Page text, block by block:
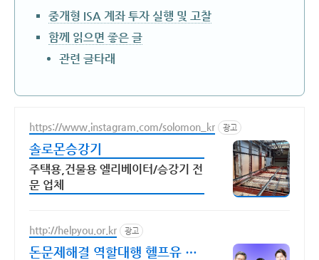
중개형 ISA 계좌 투자 실행 및 고찰
함께 읽으면 좋은 글
관련 글타래
https://www.instagram.com/solomon_kr 광고
솔로몬승강기
주택용,건물용 엘리베이터/승강기 전
문 업체
http://helpyou.or.kr 광고
돈문제해결 역할대행 헬프유 다